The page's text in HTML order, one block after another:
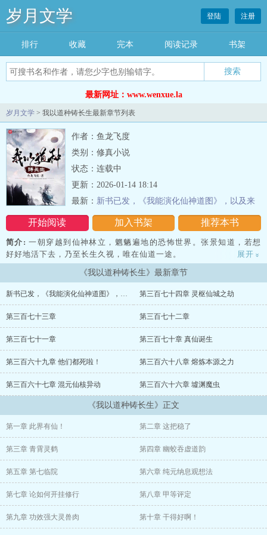
岁月文学 登陆 注册
排行 收藏 完本 阅读记录 书架
最新网址：www.wenxue.la
岁月文学 > 我以道种铸长生最新章节列表
作者：鱼龙飞度
类别：修真小说
状态：连载中
开始阅读 加入书架 推荐本书
更新：2026-01-14 18:14
最新： 新书已发，《我能演化仙神道图》，以及来
自一条废物鱼的致歉
简介: 一朝穿越到仙神林立，魍魉遍地的恐怖世界。张景知道，若想
好好地活下去，乃至长生久视，唯在仙道一途。
伴随他一道穿越的神秘玉符，便是这茫茫仙路上的最大依仗。法术神
通修行通通化作技能，熟练度加持之下，只要努力，必有收获。
而且随着熟练度的提高，技能竟然会衍化成各类法种，赋予张景种种
不可思议之能力。
太阴蛟龙食气法种，红业斩仙法种，五方五行雷殛仙种，先天元初灵
光仙种，都天神煞道种，太上玄黄开天道种……通天玉符大道种，神
通术法不死仙。
敢问一句，可得长生否？
展开 »
《我以道种铸长生》最新章节
新书已发，《我能演化仙神道图》，以及来自一条废物鱼的致歉 第三百七十四章 灵枢仙城之劫
第三百七十三章 第三百七十二章
第三百七十一章 第三百七十章 真仙诞生
第三百六十九章 他们都死啦！ 第三百六十八章 熔炼本源之力
第三百六十七章 混元仙核异动 第三百六十六章 墟渊魔虫
《我以道种铸长生》正文
第一章 此界有仙！ 第二章 这把稳了
第三章 青霄灵鹤 第四章 幽蛟吞虚道韵
第五章 第七临院 第六章 纯元纳息观想法
第七章 论如何开挂修行 第八章 甲等评定
第九章 功效强大灵兽肉 第十章 干得好啊！